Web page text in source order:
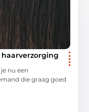
nu een
die graag goed